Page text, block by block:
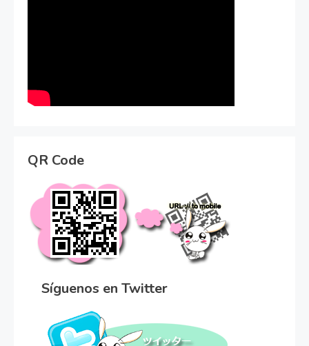
QR Code
Síguenos en Twitter